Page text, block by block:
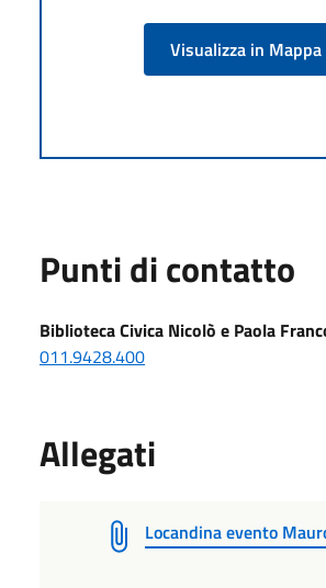
Visualizza in Mappa
Punti di contatto
Biblioteca Civica Nicolò e Paola
011.9428.400
Allegati
Locandina evento